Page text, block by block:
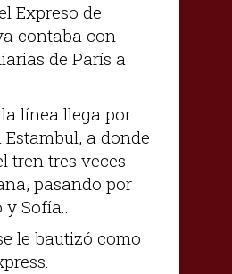
Expreso de
contaba con
de París a
la línea llega por
a donde
tren tres veces
pasando por
Sofía..
le bautizó como